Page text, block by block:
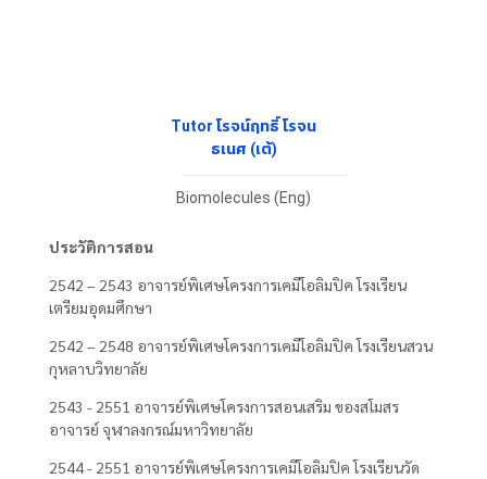
Tutor โรจน์ฤทธิ์ โรจน
ธเนศ (เต้)
Biomolecules (Eng)
ประวัติการสอน
2542 – 2543 อาจารย์พิเศษโครงการเคมีโอลิมปิค โรงเรียน
เตรียมอุดมศึกษา
2542 – 2548 อาจารย์พิเศษโครงการเคมีโอลิมปิค โรงเรียนสวน
กุหลาบวิทยาลัย
2543 - 2551 อาจารย์พิเศษโครงการสอนเสริม ของสโมสร
อาจารย์ จุฬาลงกรณ์มหาวิทยาลัย
2544 - 2551 อาจารย์พิเศษโครงการเคมีโอลิมปิค โรงเรียนวัด